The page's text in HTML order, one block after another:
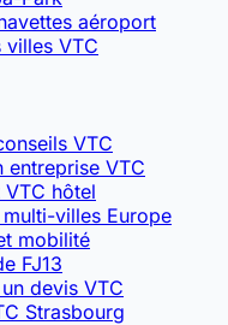
aéroport
villes VTC
VTC
entreprise VTC
VTC hôtel
villes Europe
mobilité
FJ13
devis VTC
Strasbourg